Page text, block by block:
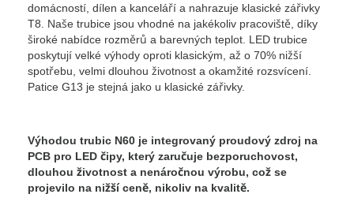
domácností, dílen a kanceláří a nahrazuje klasické zářivky
T8. Naše trubice jsou vhodné na jakékoliv pracoviště, díky
široké nabídce rozměrů a barevných teplot. LED trubice
poskytují velké výhody oproti klasickým, až o 70% nižší
spotřebu, velmi dlouhou životnost a okamžité rozsvícení.
Patice G13 je stejná jako u klasické zářivky.
Výhodou trubic N60 je integrovaný proudový zdroj na
PCB pro LED čipy, který zaručuje bezporuchovost,
dlouhou životnost a nenáročnou výrobu, což se
projevilo na nižší ceně, nikoliv na kvalitě.